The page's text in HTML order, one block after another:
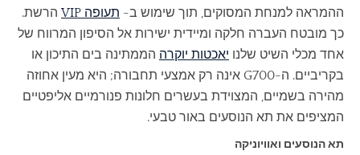
ההמראה למנחת המסוקים, תוך שימוש ב- תעופה VIP
הרשת.
כך מובטח העברה חלקה ומיידית ישירות אל הסיפון המרווח של
אחד מכלי השיט שלנו יאכטות יוקרה הממתינה בים התיכון או
בקריביים. ה-G700 אינה רק אמצעי תחבורה; היא מעין אחוזה
מהירה בשמיים, המצוידת בעשרים חלונות פנורמיים אליפטיים
המציפים את תא הנוסעים באור טבעי.
תא הנוסעים ואוויוניקה